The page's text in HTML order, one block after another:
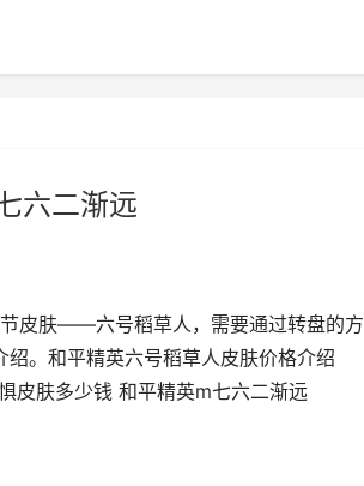
六二渐远
皮肤——六号稻草人，需要通过转盘的方
绍。和平精英六号稻草人皮肤价格介绍
肤多少钱 和平精英m七六二渐远